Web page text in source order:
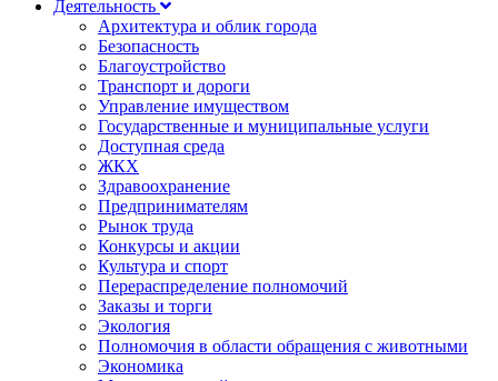
Деятельность
Архитектура и облик города
Безопасность
Благоустройство
Транспорт и дороги
Управление имуществом
Государственные и муниципальные услуги
Доступная среда
ЖКХ
Здравоохранение
Предпринимателям
Рынок труда
Конкурсы и акции
Культура и спорт
Перераспределение полномочий
Заказы и торги
Экология
Полномочия в области обращения с животными
Экономика